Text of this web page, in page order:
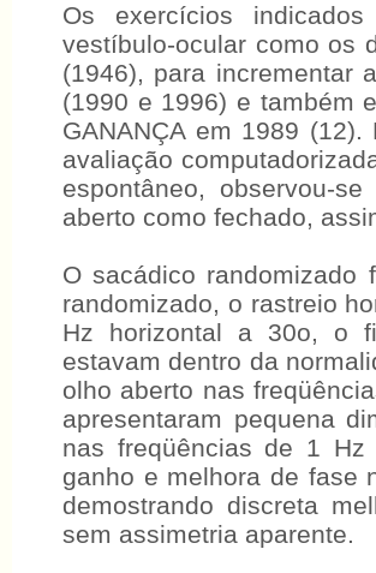
Os exercícios
vestíbulo-ocular como os
(1946), para incrementar
(1990 e 1996) e também
GANANÇA em 1989
avaliação
espontâneo, observou-
aberto como fechado,
O sacádico
randomizado, o rastreio
Hz horizontal a 30o, o
estavam dentro da
olho aberto nas
apresentaram pequena
nas freqüências de 1
ganho e melhora de fase
demostrando discreta
sem assimetria aparente.